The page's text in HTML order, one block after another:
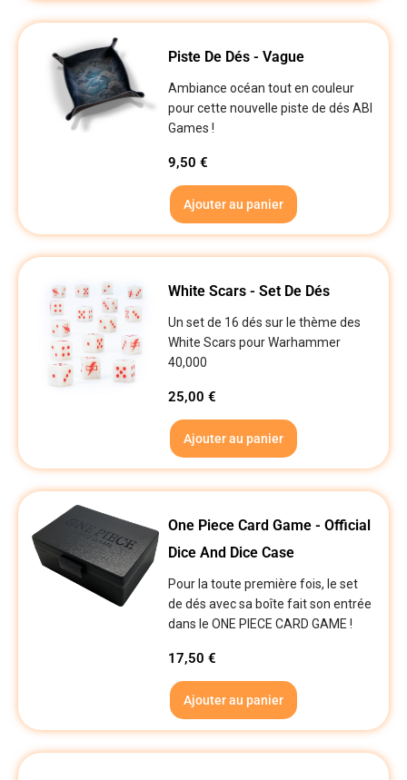
Piste De Dés - Vague
Ambiance océan tout en couleur
pour cette nouvelle piste de dés ABI
Games !
9,50€
Ajouter au panier
White Scars - Set De Dés
Un set de 16 dés sur le thème des
White Scars pour Warhammer
40,000
25,00€
Ajouter au panier
One Piece Card Game - Official
Dice And Dice Case
Pour la toute première fois, le set
de dés avec sa boîte fait son entrée
dans le ONE PIECE CARD GAME !
17,50€
Ajouter au panier